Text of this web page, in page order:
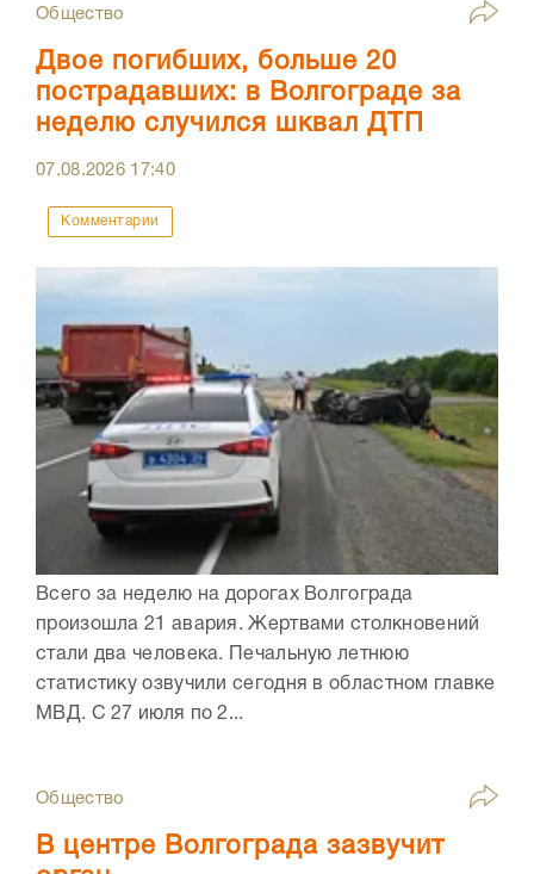
Общество
Двое погибших, больше 20
пострадавших: в Волгограде за
неделю случился шквал ДТП
07.08.2026 17:40
Комментарии
Всего за неделю на дорогах Волгограда
произошла 21 авария. Жертвами столкновений
стали два человека. Печальную летнюю
статистику озвучили сегодня в областном главке
МВД. С 27 июля по 2...
Общество
В центре Волгограда зазвучит